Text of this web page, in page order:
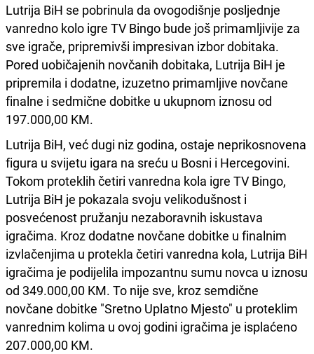
Lutrija BiH se pobrinula da ovogodišnje posljednje
vanredno kolo igre TV Bingo bude još primamljivije za
sve igrače, pripremivši impresivan izbor dobitaka.
Pored uobičajenih novčanih dobitaka, Lutrija BiH je
pripremila i dodatne, izuzetno primamljive novčane
finalne i sedmične dobitke u ukupnom iznosu od
197.000,00 KM.
Lutrija BiH, već dugi niz godina, ostaje neprikosnovena
figura u svijetu igara na sreću u Bosni i Hercegovini.
Tokom proteklih četiri vanredna kola igre TV Bingo,
Lutrija BiH je pokazala svoju velikodušnost i
posvećenost pružanju nezaboravnih iskustava
igračima. Kroz dodatne novčane dobitke u finalnim
izvlačenjima u protekla četiri vanredna kola, Lutrija BiH
igračima je podijelila impozantnu sumu novca u iznosu
od 349.000,00 KM. To nije sve, kroz semdične
novčane dobitke "Sretno Uplatno Mjesto" u proteklim
vanrednim kolima u ovoj godini igračima je isplaćeno
207.000,00 KM.